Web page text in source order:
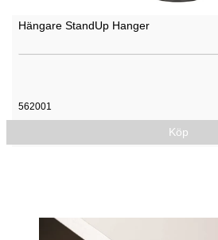
Hängare StandUp Hanger
562001
Köp